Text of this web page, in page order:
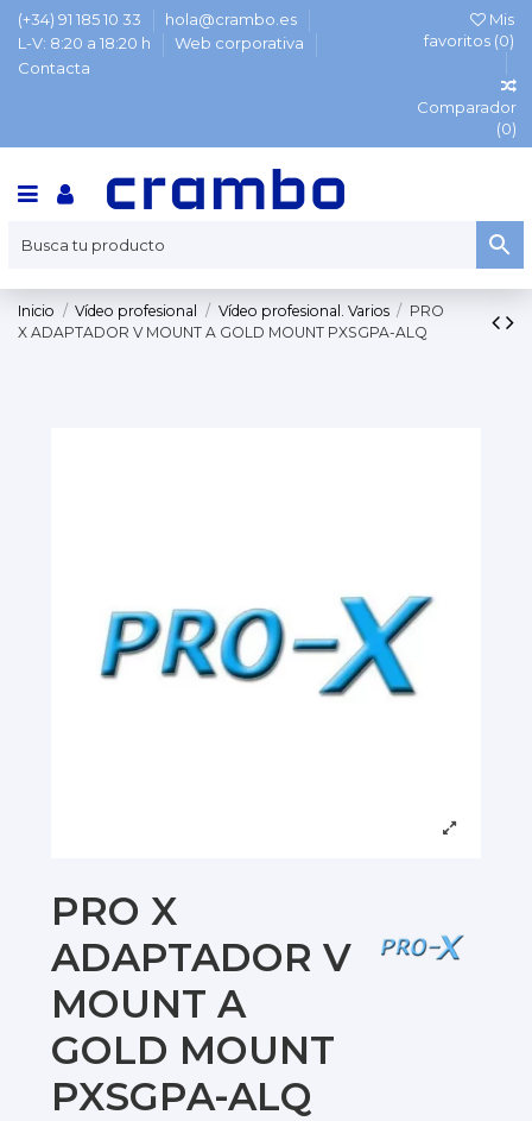
(+34) 91 185 10 33
hola@crambo.es
L-V: 8:20 a 18:20 h
Web corporativa
Contacta
Mis
favoritos (0)
Comparador
(0)
Inicio Vídeo profesional Vídeo profesional. Varios
PRO
X ADAPTADOR V MOUNT A GOLD MOUNT PXSGPA-ALQ
PRO X
ADAPTADOR V
MOUNT A
GOLD MOUNT
PXSGPA-ALQ